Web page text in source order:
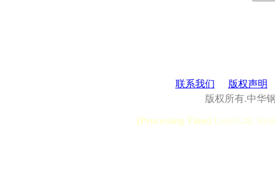
联系我们
版权声明
版权所有.中华
[Processing Time] User:0.28,